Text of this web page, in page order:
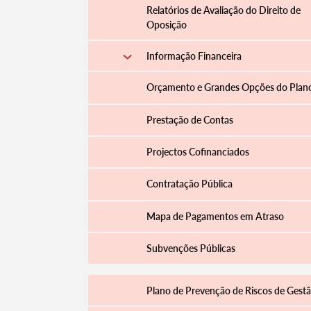
Termo de Pesquisa
Categorias gerais
Relatórios de Avaliação do Direito de
Oposição
Informação Financeira
Orçamento e Grandes Opções do
Prestação de Contas
Projectos Cofinanciados
Contratação Pública
Mapa de Pagamentos em Atraso
Subvenções Públicas
Plano de Prevenção de Riscos de